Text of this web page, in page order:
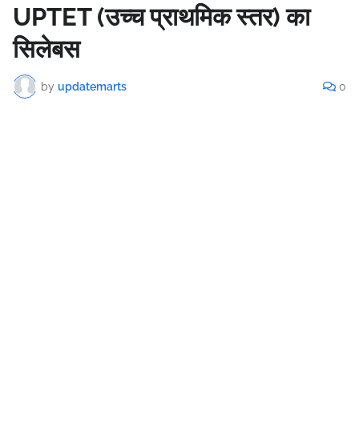
UPTET (उच्च प्राथमिक स्तर) का
सिलेबस
by updatemarts 0